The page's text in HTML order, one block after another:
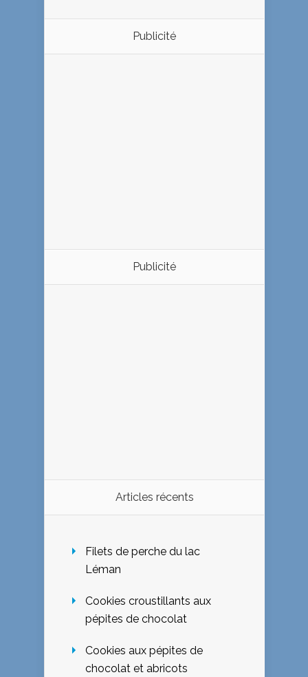
Publicité
Publicité
Articles récents
Filets de perche du lac
Léman
Cookies croustillants aux
pépites de chocolat
Cookies aux pépites de
chocolat et abricots